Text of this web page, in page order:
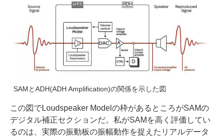
SAMとADH(ADH Amplification)の関係を示した図
この図でLoudspeaker Modelの枠があるところがSAMの
デジタル補正セクションだ。私がSAMを高く評価してい
るのは、実際の振動板の振幅動作を捉えたリアルデータ